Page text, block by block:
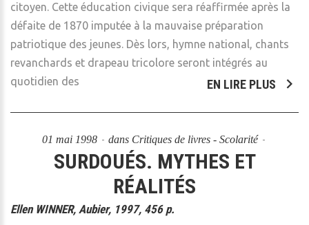
citoyen. Cette éducation civique sera réaffirmée après la
défaite de 1870 imputée à la mauvaise préparation
patriotique des jeunes. Dès lors, hymne national, chants
revanchards et drapeau tricolore seront intégrés au
quotidien des
EN LIRE PLUS
01 mai 1998 dans Critiques de livres - Scolarité
SURDOUÉS. MYTHES ET
RÉALITÉS
Ellen WINNER, Aubier, 1997, 456 p.